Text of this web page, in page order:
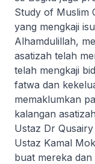
Study of Muslim
yang mengkaji
Alhamdulillah,
asatizah telah
telah mengkaji
fatwa dan
memaklumkan
kalangan
Ustaz Dr
Ustaz Kamal
buat mereka